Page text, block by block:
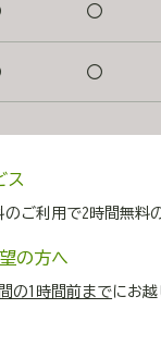
〇
〇
ス
ご利用で2時間無料
の方へ
の1時間前までにお越